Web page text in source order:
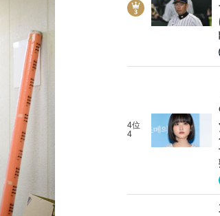
4位
4